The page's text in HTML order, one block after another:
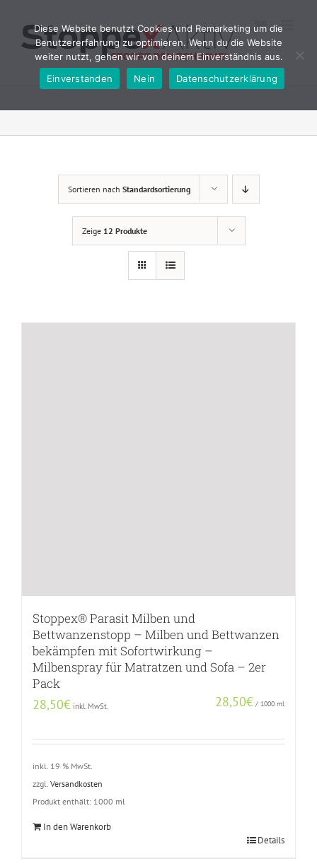
springen
Sortieren nach Standardsortierung
Zeige 12 Produkte
Stoppex® Parasit Milben und
Bettwanzenstopp – Milben und Bettwanzen
bekämpfen mit Sofortwirkung –
Milbenspray für Matratzen und Sofa – 2er
Pack
28,50€ inkl. MwSt. 28,50€ / 1000 ml
inkl. 19 % MwSt.
zzgl. Versandkosten
Produkt enthält: 1000 ml
In den Warenkorb
Details
Diese Website benutzt Cookies und Remarketing um die
Benutzererfahrung zu optimieren. Wenn du die Website
weiter nutzt, gehen wir von deinem Einverständnis aus.
Einverstanden
Nein Datenschutzerklärung